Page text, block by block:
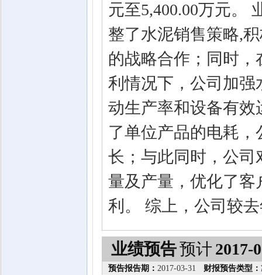
元至5,400.00万元。
整了水泥销售策略,
的战略合作；同时
利情况下，公司加
动生产率和设备有
了单位产品的电耗
长；与此同时，公
量及产量，优化了
利。 综上，公司较
业绩预告预计 2017-
预告报告期： 2017-03-31 财报预告类型：